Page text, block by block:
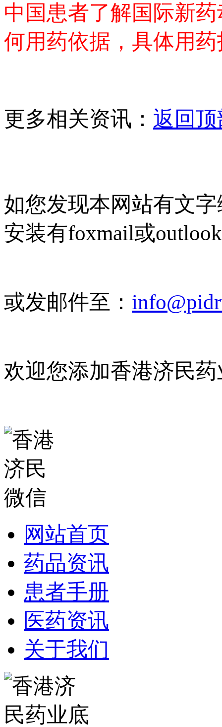
中国患者了解国际新
何用药依据，具体用
更多相关资讯： 返回顶
如您发现本网站有文
安装有foxmail或
或发邮件至：
欢迎您添加香港济民
网站首页
药品资讯
患者手册
医药资讯
关于我们